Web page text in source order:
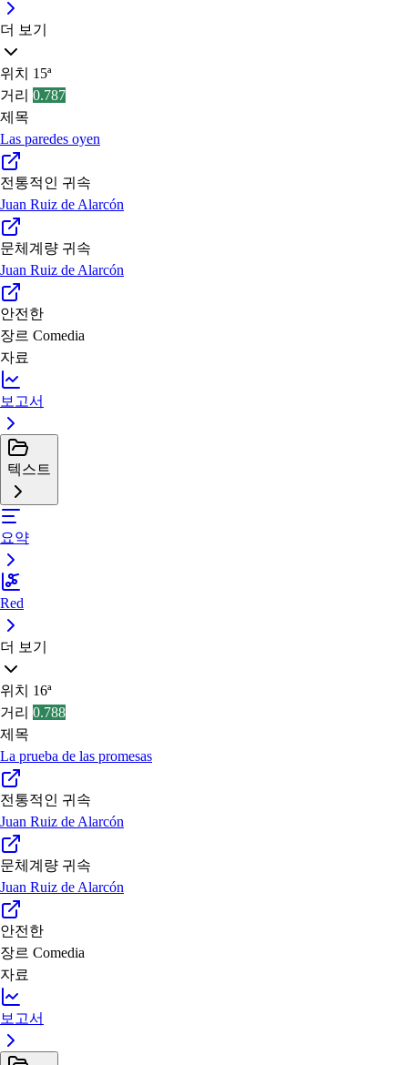
더 보기
위치
15ª
거리 0.787
제목
Las paredes oyen
전통적인 귀속
Juan Ruiz de Alarcón
문체계량 귀속
Juan Ruiz de Alarcón
안전한
장르 Comedia
자료
보고서
텍스트
요약
Red
더 보기
위치
16ª
거리 0.788
제목
La prueba de las promesas
전통적인 귀속
Juan Ruiz de Alarcón
문체계량 귀속
Juan Ruiz de Alarcón
안전한
장르 Comedia
자료
보고서